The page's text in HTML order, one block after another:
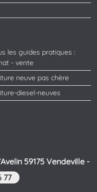
les guides pratiques :
- vente
neuve pas chère
diesel-neuves
59175 Vendeville -
77